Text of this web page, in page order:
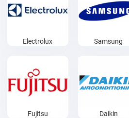
Electrolux Samsung
Fujitsu Daikin